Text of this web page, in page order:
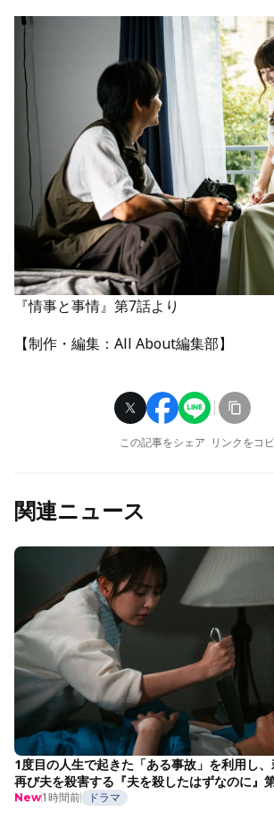
『情事と事情』第7話より
【制作・編集：All About編集部】
この記事をシェア リンクをコ
関連ニュース
1度目の人生で起きた「ある事故」を利用し
再び夫を殺害する『夫を殺したはずなのに』
New1時間前 ドラマ